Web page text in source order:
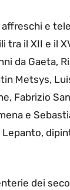
e
tra il XII e il
da Gaeta,
Metsys,
Fabrizio
e
dei